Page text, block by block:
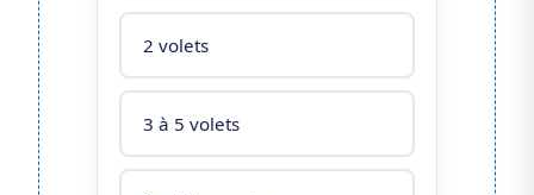
2 volets
3 à 5 volets